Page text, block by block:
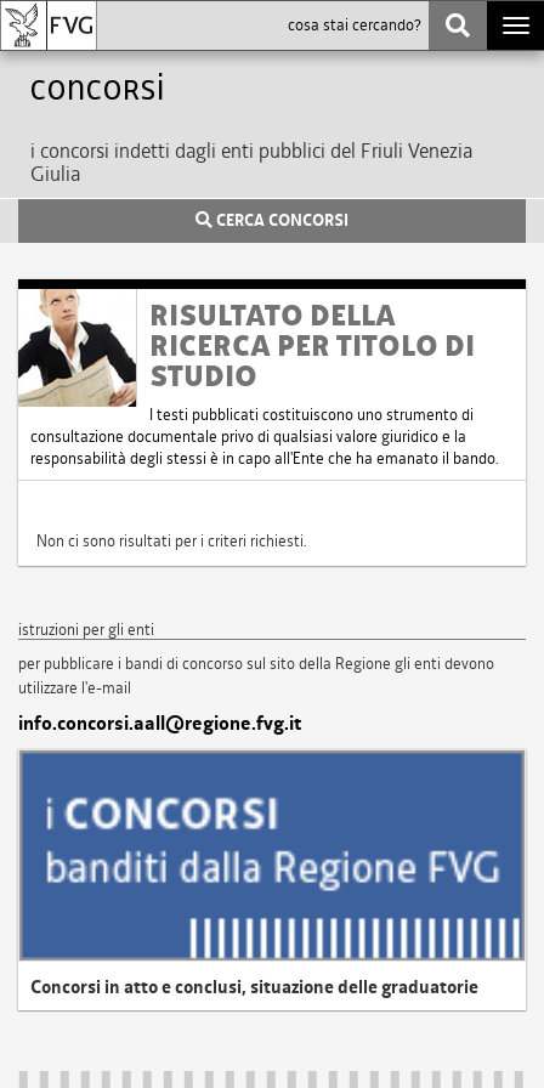
Concorsi
i concorsi indetti dagli enti pubblici del Friuli Venezia
Giulia
CERCA CONCORSI
RISULTATO DELLA
RICERCA PER TITOLO DI
STUDIO
I testi pubblicati costituiscono uno strumento di
consultazione documentale privo di qualsiasi valore giuridico e la
responsabilità degli stessi è in capo all'Ente che ha emanato il bando.
Non ci sono risultati per i criteri richiesti.
istruzioni per gli enti
per pubblicare i bandi di concorso sul sito della Regione gli enti devono
utilizzare l'e-mail
info.concorsi.aall@regione.fvg.it
Concorsi in atto e conclusi, situazione delle graduatorie